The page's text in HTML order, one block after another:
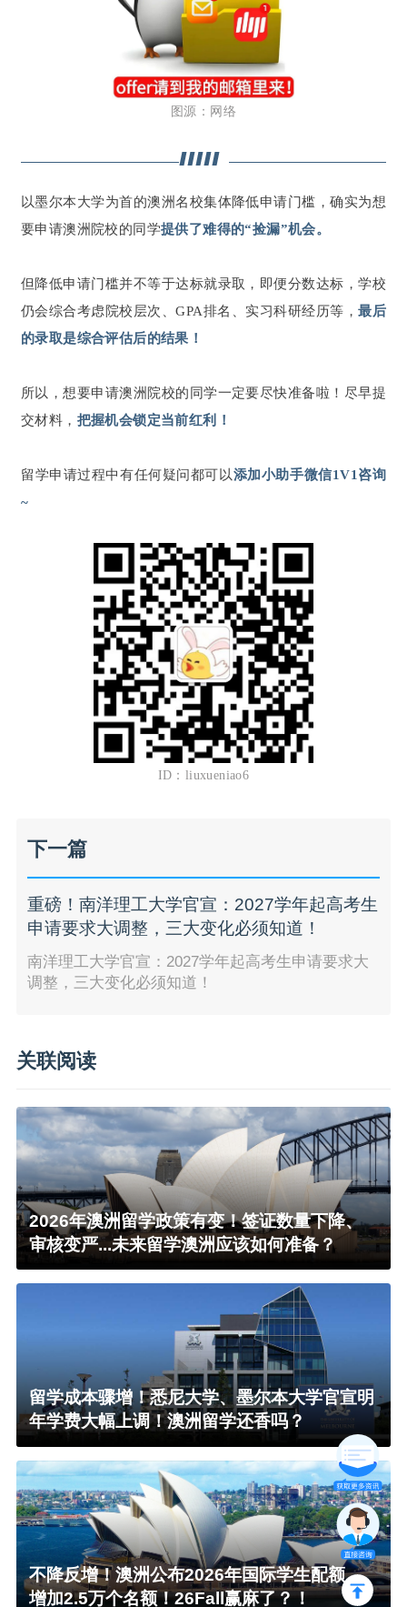
图源：网络
以墨尔本大学为首的澳洲名校集体降低申请门槛，确实为想
要申请澳洲院校的同学提供了难得的“捡漏”机会。
但降低申请门槛并不等于达标就录取，即便分数达标，学校
仍会综合考虑院校层次、GPA排名、实习科研经历等，最后
的录取是综合评估后的结果！
所以，想要申请澳洲院校的同学一定要尽快准备啦！尽早提
交材料， 把握机会锁定当前红利！
留学申请过程中有任何疑问都可以添加小助手微信1V1咨询
~
ID：liuxueniao6
下一篇
重磅！南洋理工大学官宣：2027学年起高考生
申请要求大调整，三大变化必须知道！
南洋理工大学官宣：2027学年起高考生申请要求大
调整，三大变化必须知道！
关联阅读
2026年澳洲留学政策有变！签证数量下降、
审核变严...未来留学澳洲应该如何准备？
留学成本骤增！悉尼大学、墨尔本大学官宣明
年学费大幅上调！澳洲留学还香吗？
不降反增！澳洲公布2026年国际学生配额，
增加2.5万个名额！26Fall赢麻了？！